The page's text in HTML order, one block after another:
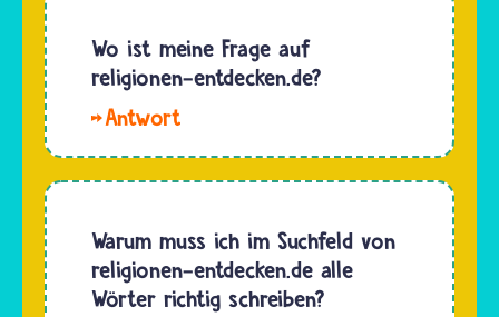
Programmierer
Tim und
Moritz…
Fragen
schütteln
wir nicht
locker
aus dem
Ärmel.
Gegenteil.
In der
Regel…
Wo ist meine Frage auf
religionen-entdecken.de?
Frage an
entdecken.de
unter
den
Warum muss ich im Suchfeld von
religionen-entdecken.de alle
Wörter richtig schreiben?